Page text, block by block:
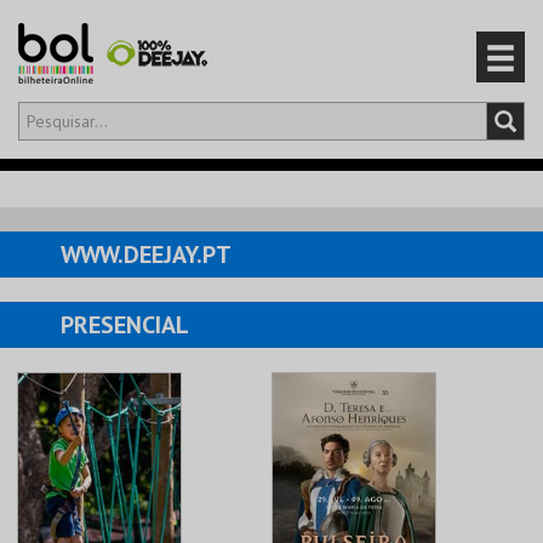
Olá,iniciar sessão
CARRINHO
EVENTOS
CARTÕES
PRODUTOS
WWW.DEEJAY.PT
PRESENCIAL